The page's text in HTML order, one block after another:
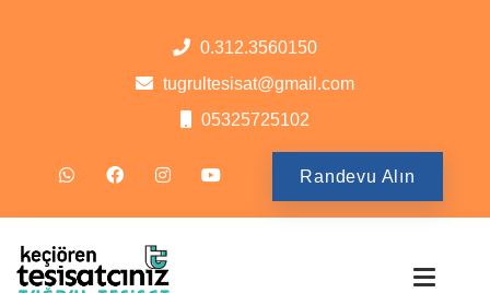
0.312.3560150
tugrultesisat@gmail.com
05325725102
Randevu Alın